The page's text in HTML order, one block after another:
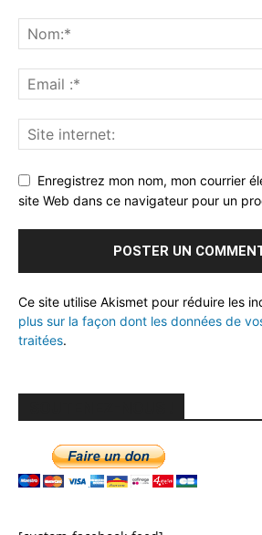
Enregistrez mon nom, mon courrier
site Web dans ce navigateur pour un
Ce site utilise Akismet pour réduire les
plus sur la façon dont les données de
traitées.